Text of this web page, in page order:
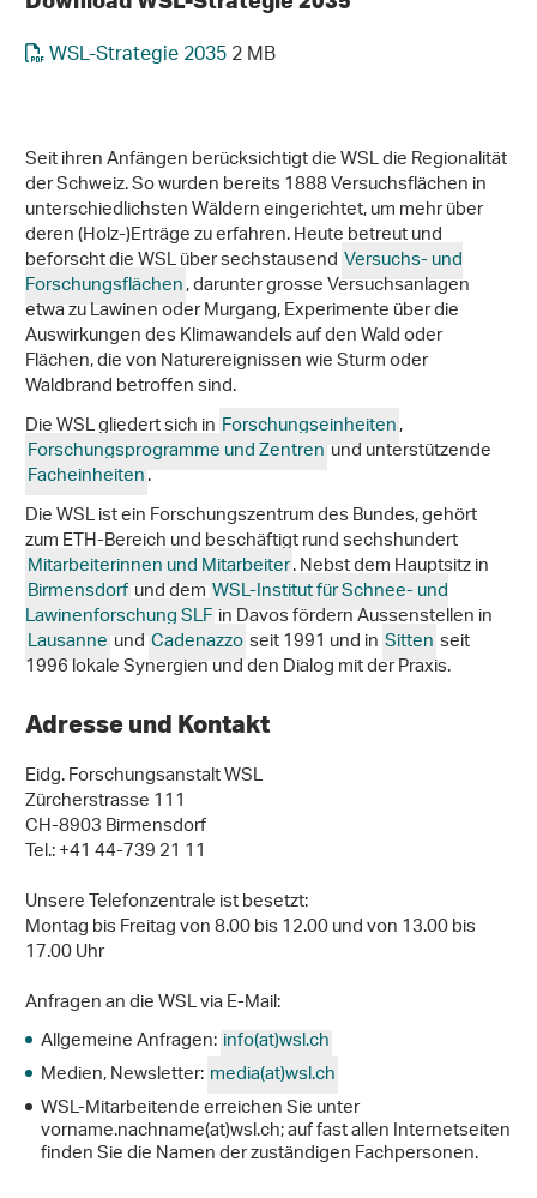
WSL-Strategie 20352 MB
Seit ihren Anfängen berücksichtigt die WSL die Regionalität
der Schweiz. So wurden bereits 1888 Versuchsflächen in
unterschiedlichsten Wäldern eingerichtet, um mehr über
deren (Holz-)Erträge zu erfahren. Heute betreut und
beforscht die WSL über sechstausendVersuchs- und
Forschungsflächen, darunter grosse Versuchsanlagen
etwa zu Lawinen oder Murgang, Experimente über die
Auswirkungen des Klimawandels auf den Wald oder
Flächen, die von Naturereignissen wie Sturm oder
Waldbrand betroffen sind.
Die WSL gliedert sich in Forschungseinheiten,
Forschungsprogramme und Zentren und unterstützende
Facheinheiten.
Die WSL ist ein Forschungszentrum des Bundes, gehört
zum ETH-Bereich und beschäftigt rund sechshundert
Mitarbeiterinnen und Mitarbeiter. Nebst dem Hauptsitz in
Birmensdorfund demWSL-Institut für Schnee- und
Lawinenforschung SLFin Davos fördern Aussenstellen in
Lausanne undCadenazzoseit 1991 und inSittenseit
1996 lokale Synergien und den Dialog mit der Praxis.
Adresse und Kontakt
Eidg. Forschungsanstalt WSL
Zürcherstrasse 111
CH-8903 Birmensdorf
Tel.: +41 44-739 21 11
Unsere Telefonzentrale ist besetzt:
Montag bis Freitag von 8.00 bis 12.00 und von 13.00 bis
17.00 Uhr
Anfragen an die WSL via E-Mail:
Allgemeine Anfragen:info(at)wsl.ch
Medien, Newsletter:media(at)wsl.ch
WSL-Mitarbeitende erreichen Sie unter
vorname.nachname(at)wsl.ch; auf fast allen Internetseiten
finden Sie die Namen der zuständigen Fachpersonen.